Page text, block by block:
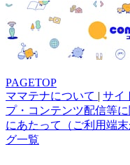
PAGETOP
ママテナについて | サイ
プ・コンテンツ配信等
にあたって（ご利用端
グ一覧